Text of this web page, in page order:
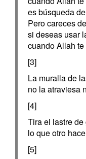
es búsqueda
Pero careces
si deseas usar
cuando Allah
[3]
La muralla de
no la atraviesa
[4]
Tira el lastre
lo que otro
[5]